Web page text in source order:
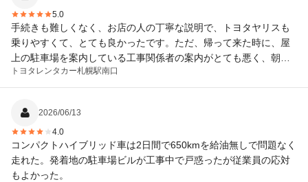
5.0
手続きも難しくなく、お店の人の丁寧な説明で、トヨタヤリスも
乗りやすくて、とても良かったです。ただ、帰って来た時に、屋
上の駐車場を案内している工事関係者の案内がとても悪く、朝か
らレンタカーで１日良い観光が出来たのに、駐車場の案内人の言
葉使いに最後にイラッとしたのご残念でした。お店の人、ありが
トヨタレンタカー札幌駅南口
2026/06/13
4.0
コンパクトハイブリッド車は2日間で650kmを給油無しで問題なく
走れた。発着地の駐車場ビルが工事中で戸惑ったが従業員の応対
もよかった。